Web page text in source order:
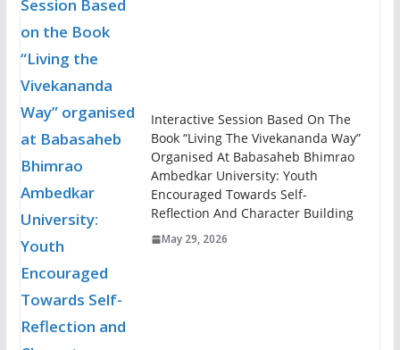
Interactive Session Based On The
Book “Living The Vivekananda Way”
Organised At Babasaheb Bhimrao
Ambedkar University: Youth
Encouraged Towards Self-
Reflection And Character Building
May 29, 2026